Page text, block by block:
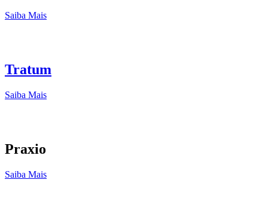
Saiba Mais
Tratum
Saiba Mais
Praxio
Saiba Mais